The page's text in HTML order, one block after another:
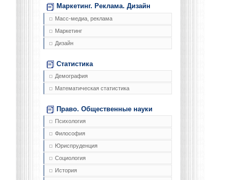
Маркетинг. Реклама. Дизайн
Масс-медиа, реклама
Маркетинг
Дизайн
Статистика
Демография
Математическая статистика
Право. Общественные науки
Психология
Философия
Юриспруденция
Социология
История